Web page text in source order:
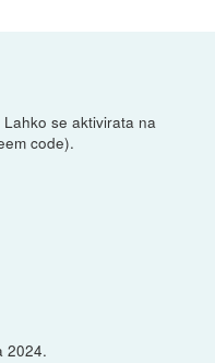
Lahko se aktivirata na
code).
2024.